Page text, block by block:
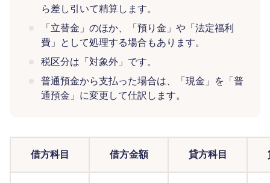
ら差し引いて精算します。
「立替金」のほか、「預り金」や「法定福利
費」として処理する場合もあります。
税区分は「対象外」です。
普通預金から支払った場合は、「現金」を「普
通預金」に変更して仕訳します。
借方科目 借方金額 貸方科目